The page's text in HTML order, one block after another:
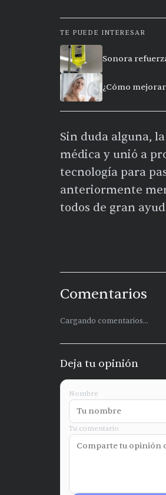
TE PUEDE INTERESAR
Sonora
¿Cómo
Sin duda alguna,
médica y unió a
tecnología para
anteriormente
todos de gran
Comentarios
Cargando comentarios...
Deja tu opinión
Nombre
Tu comentario